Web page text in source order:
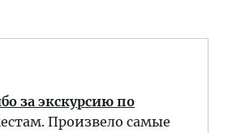
за экскурсию по
Произвело самые